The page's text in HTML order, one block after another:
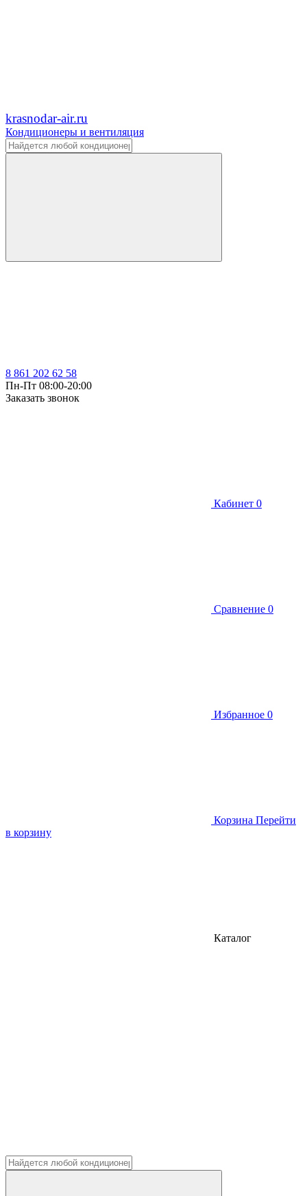
krasnodar-air.ru
Кондиционеры и вентиляция
8 861 202 62 58
Пн-Пт 08:00-20:00
Заказать звонок
Кабинет 0
Сравнение 0
Избранное 0
Корзина Перейти
в корзину
Каталог